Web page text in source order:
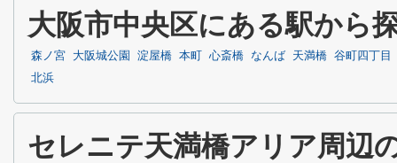
大阪市中央区にある駅から
森ノ宮 大阪城公園 淀屋橋 本町 心斎橋 なんば 天満橋 谷町四丁目
北浜
セレニテ天満橋アリア周辺